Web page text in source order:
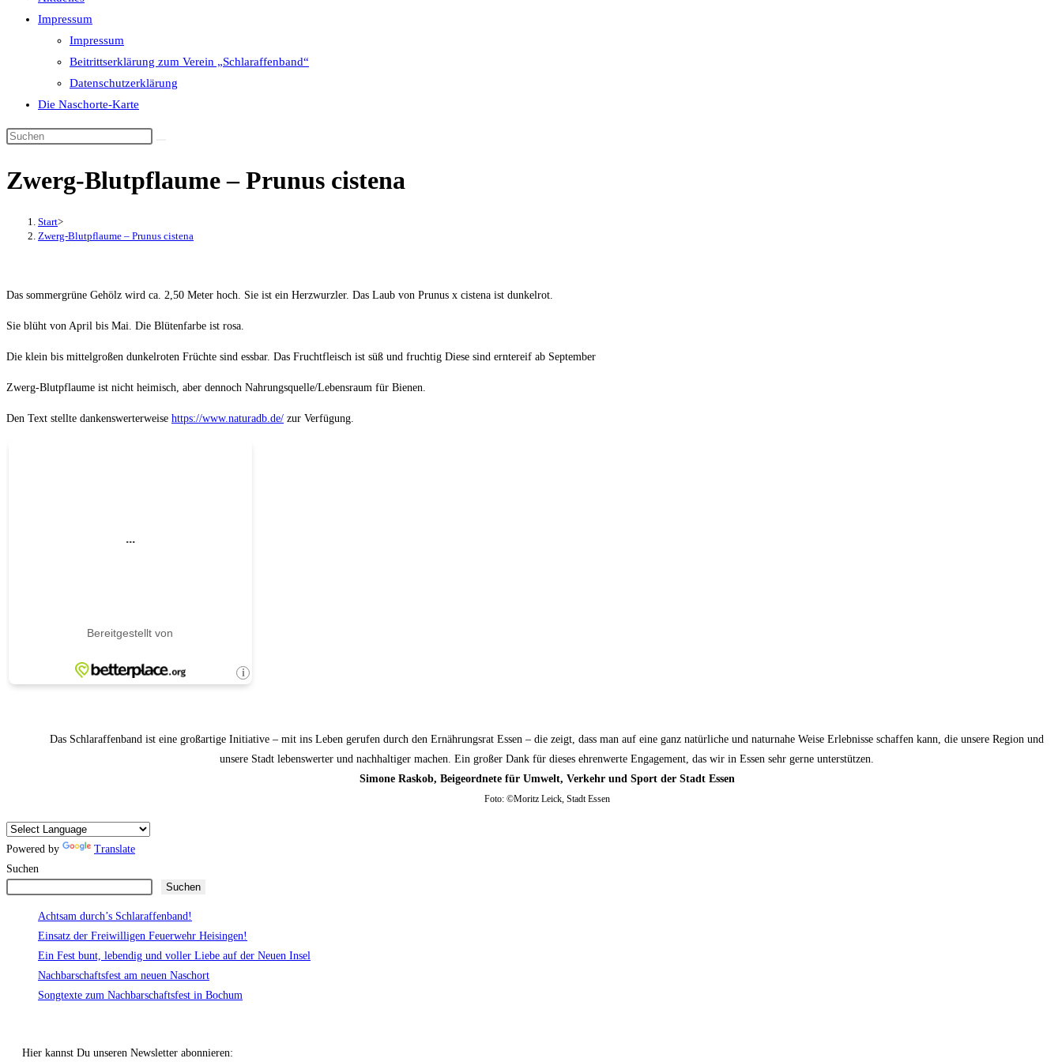
Impressum
Impressum
Beitrittserklärung zum Verein „Schlaraffenband“
Datenschutzerklärung
Die Naschorte-Karte
Diese
durchsuchen
Zwerg-Blutpflaume – Prunus cistena
Start>
Zwerg-Blutpflaume – Prunus cistena
Das sommergrüne Gehölz wird ca. 2,50 Meter hoch. Sie ist ein Herzwurzler. Das Laub von Prunus x cistena ist dunkelrot.
Sie blüht von April bis Mai. Die Blütenfarbe ist rosa.
Die klein bis mittelgroßen dunkelroten Früchte sind essbar. Das Fruchtfleisch ist süß und fruchtig Diese sind erntereif ab September
Zwerg-Blutpflaume ist nicht heimisch, aber dennoch Nahrungsquelle/Lebensraum für Bienen.
Den Text stellte dankenswerterweise https://www.naturadb.de/ zur Verfügung.
Das Schlaraffenband ist eine großartige Initiative – mit ins Leben gerufen durch den Ernährungsrat Essen – die zeigt, dass man auf eine ganz natürliche und naturnahe Weise Erlebnisse schaffen kann, die unsere Region und
unsere Stadt lebenswerter und nachhaltiger machen. Ein großer Dank für dieses ehrenwerte Engagement, das wir in Essen sehr gerne unterstützen.
Simone Raskob, Beigeordnete für Umwelt, Verkehr und Sport der Stadt Essen
Foto: ©Moritz Leick, Stadt Essen
Powered by
Translate
Suchen
Suchen
Achtsam durch’s Schlaraffenband!
Einsatz der Freiwilligen Feuerwehr Heisingen!
Ein Fest bunt, lebendig und voller Liebe auf der Neuen Insel
Nachbarschaftsfest am neuen Naschort
Songtexte zum Nachbarschaftsfest in Bochum
Hier kannst Du unseren Newsletter abonnieren: